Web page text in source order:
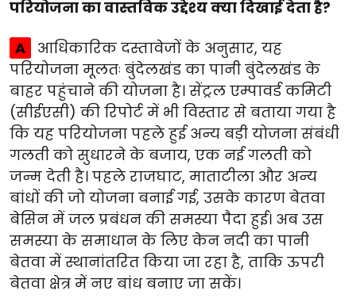
परियोजना का वास्तविक उद्देश्य क्या दिखाई देता है?
A
आधिकारिक दस्तावेजों के अनुसार, यह
परियोजना मूलतः बुंदेलखंड का पानी बुंदेलखंड के
बाहर पहुंचाने की योजना है। सेंट्रल एम्पावर्ड कमिटी
(सीईएसी) की रिपोर्ट में भी विस्तार से बताया गया है
कि यह परियोजना पहले हुई अन्य बड़ी योजना संबंधी
गलती को सुधारने के बजाय, एक नई गलती को
जन्म देती है। पहले राजघाट, माताटीला और अन्य
बांधों की जो योजना बनाई गई, उसके कारण बेतवा
बेसिन में जल प्रबंधन की समस्या पैदा हुई। अब उस
समस्या के समाधान के लिए केन नदी का पानी
बेतवा में स्थानांतरित किया जा रहा है, ताकि ऊपरी
बेतवा क्षेत्र में नए बांध बनाए जा सकें।